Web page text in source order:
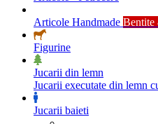
Articole Handmade
Figurine
Jucarii din lemn
Jucarii executate din lemn
Jucarii baieti